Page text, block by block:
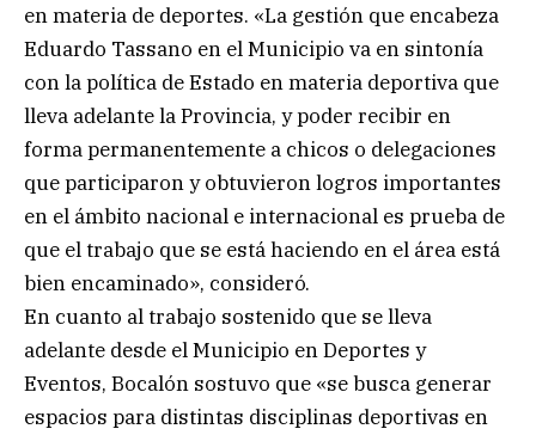
en materia de deportes. «La gestión que encabeza
Eduardo Tassano en el Municipio va en sintonía
con la política de Estado en materia deportiva que
lleva adelante la Provincia, y poder recibir en
forma permanentemente a chicos o delegaciones
que participaron y obtuvieron logros importantes
en el ámbito nacional e internacional es prueba de
que el trabajo que se está haciendo en el área está
bien encaminado», consideró.
En cuanto al trabajo sostenido que se lleva
adelante desde el Municipio en Deportes y
Eventos, Bocalón sostuvo que «se busca generar
espacios para distintas disciplinas deportivas en